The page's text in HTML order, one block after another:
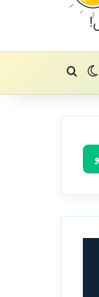
تغییر پوسته
جستجو برای